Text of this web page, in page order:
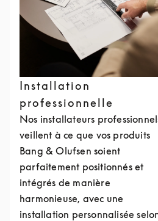
Installation
professionnelle
Nos installateurs
veillent à ce que vos produits
Bang & Olufsen soient
parfaitement positionnés et
intégrés de manière
harmonieuse, avec une
installation personnalisée